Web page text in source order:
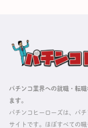
パチンコ業界への就職・転
ます。
パチンコヒーローズは、パ
サイトです。ほぼすべての